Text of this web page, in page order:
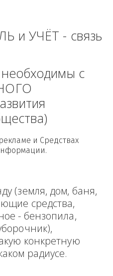
и УЧЁТ - связь
с
и Средствах
(земля, дом, баня,
средства,
- бензопила,
конкретную
радиусе.